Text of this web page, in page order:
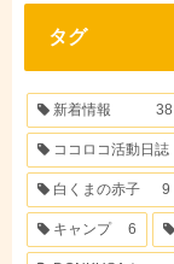
タグ
新着情報 38
ココロコ活動日誌
白くまの赤子 9
キャンプ 6